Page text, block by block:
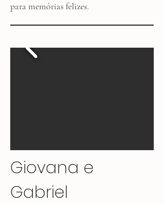
para memórias felizes.
Giovana e
Gabriel